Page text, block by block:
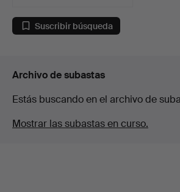
Suscribir búsqueda
Archivo de subastas
Estás buscando en el archivo de
Mostrar las subastas en curso.